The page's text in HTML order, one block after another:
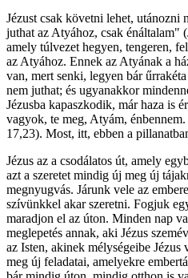
Jézust csak követni lehet, utánozni
juthat az Atyához, csak énáltalam"
amely túlvezet hegyen, tengeren,
az Atyához. Ennek az Atyának a
van, mert senki, legyen bár
nem juthat; és ugyanakkor
Jézusba kapaszkodik, már haza is
vagyok, te meg, Atyám,
17,23). Most, itt, ebben a
Jézus az a csodálatos út, amely
azt a szeretet mindig új meg új
megnyugvás. Járunk vele az
szívünkkel akar szeretni. Fogjuk
maradjon el az úton. Minden nap
meglepetés annak, aki Jézus
az Isten, akinek mélységeibe Jézus
meg új feladatai, amelyekre